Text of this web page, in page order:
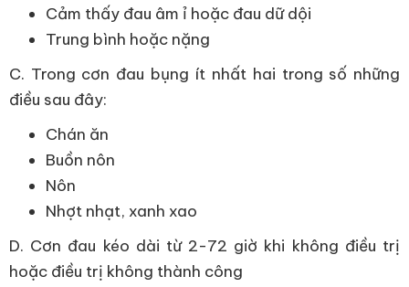
Cảm thấy đau âm ỉ hoặc đau dữ dội
Trung bình hoặc nặng
C. Trong cơn đau bụng ít nhất hai trong số những
điều sau đây:
Chán ăn
Buồn nôn
Nôn
Nhợt nhạt, xanh xao
D. Cơn đau kéo dài từ 2-72 giờ khi không điều trị
hoặc điều trị không thành công